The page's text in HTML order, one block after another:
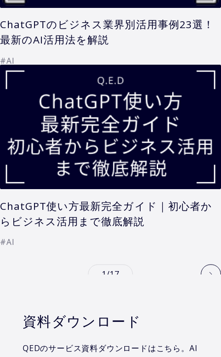
ChatGPTのビジネス業界別活用事例23選！
最新のAI活用法を解説
#AI
ChatGPT使い方最新完全ガイド｜初心者か
らビジネス活用まで徹底解説
#AI
1/17
資料ダウンロード
QEDのサービス資料ダウンロードはこちら。AI